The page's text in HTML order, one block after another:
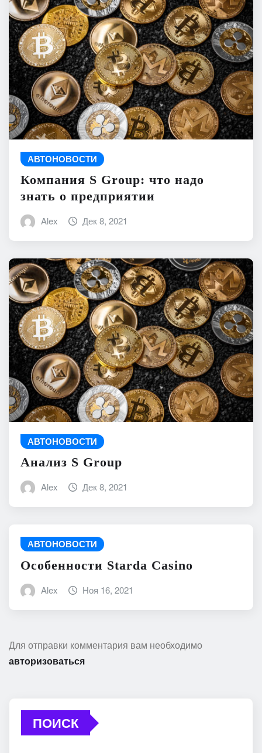
АВТОНОВОСТИ
Компания S Group: что надо
знать о предприятии
Alex Дек 8, 2021
АВТОНОВОСТИ
Анализ S Group
Alex Дек 8, 2021
АВТОНОВОСТИ
Особенности Starda Сasino
Alex Ноя 16, 2021
Для отправки комментария вам необходимо
авторизоваться
ПОИСК